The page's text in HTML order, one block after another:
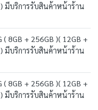
) มีบริการรับสินค้าหน้าร้าน
8GB + 256GB )( 12GB +
) มีบริการรับสินค้าหน้าร้าน
8GB + 256GB )( 12GB +
) มีบริการรับสินค้าหน้าร้าน